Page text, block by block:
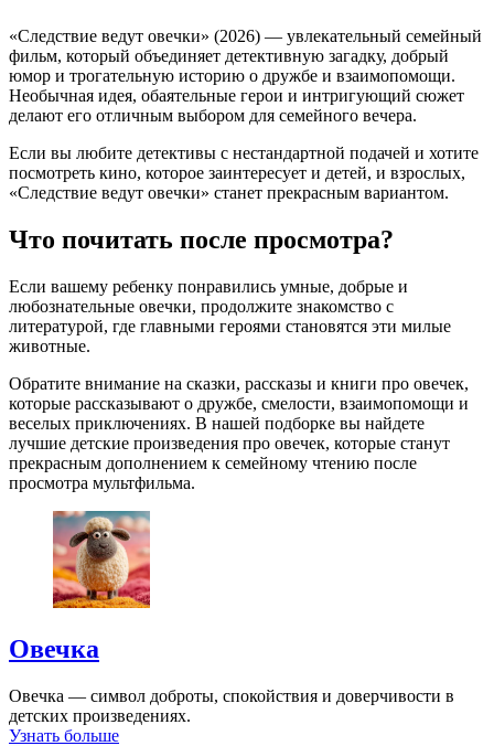
«Следствие ведут овечки» (2026) — увлекательный семейный
фильм, который объединяет детективную загадку, добрый
юмор и трогательную историю о дружбе и взаимопомощи.
Необычная идея, обаятельные герои и интригующий сюжет
делают его отличным выбором для семейного вечера.
Если вы любите детективы с нестандартной подачей и хотите
посмотреть кино, которое заинтересует и детей, и взрослых,
«Следствие ведут овечки» станет прекрасным вариантом.
Что почитать после просмотра?
Если вашему ребенку понравились умные, добрые и
любознательные овечки, продолжите знакомство с
литературой, где главными героями становятся эти милые
животные.
Обратите внимание на сказки, рассказы и книги про овечек,
которые рассказывают о дружбе, смелости, взаимопомощи и
веселых приключениях. В нашей подборке вы найдете
лучшие детские произведения про овечек, которые станут
прекрасным дополнением к семейному чтению после
просмотра мультфильма.
Овечка
Овечка — символ доброты, спокойствия и доверчивости в
детских произведениях.
Узнать больше